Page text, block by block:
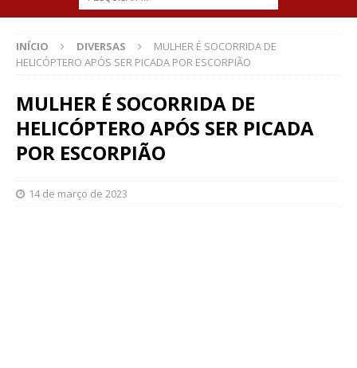
INÍCIO DIVERSAS
MULHER É SOCORRIDA DE
HELICÓPTERO APÓS SER PICADA POR ESCORPIÃO
MULHER É SOCORRIDA DE
HELICÓPTERO APÓS SER PICADA
POR ESCORPIÃO
14 de março de 2023